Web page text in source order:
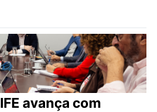
avança com